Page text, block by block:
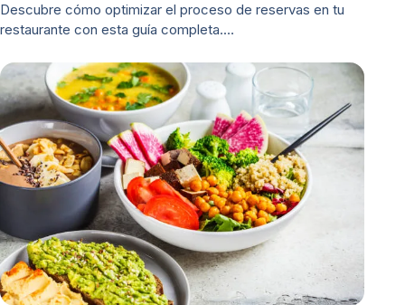
Descubre cómo optimizar el proceso de reservas en tu
restaurante con esta guía completa.…